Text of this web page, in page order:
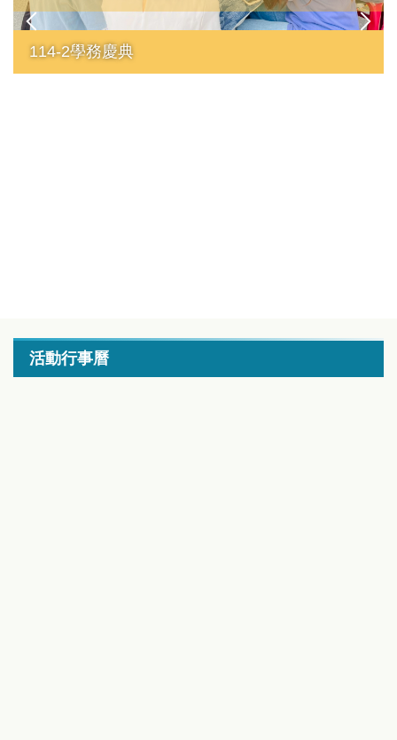
114-2學務慶典
活動行事曆